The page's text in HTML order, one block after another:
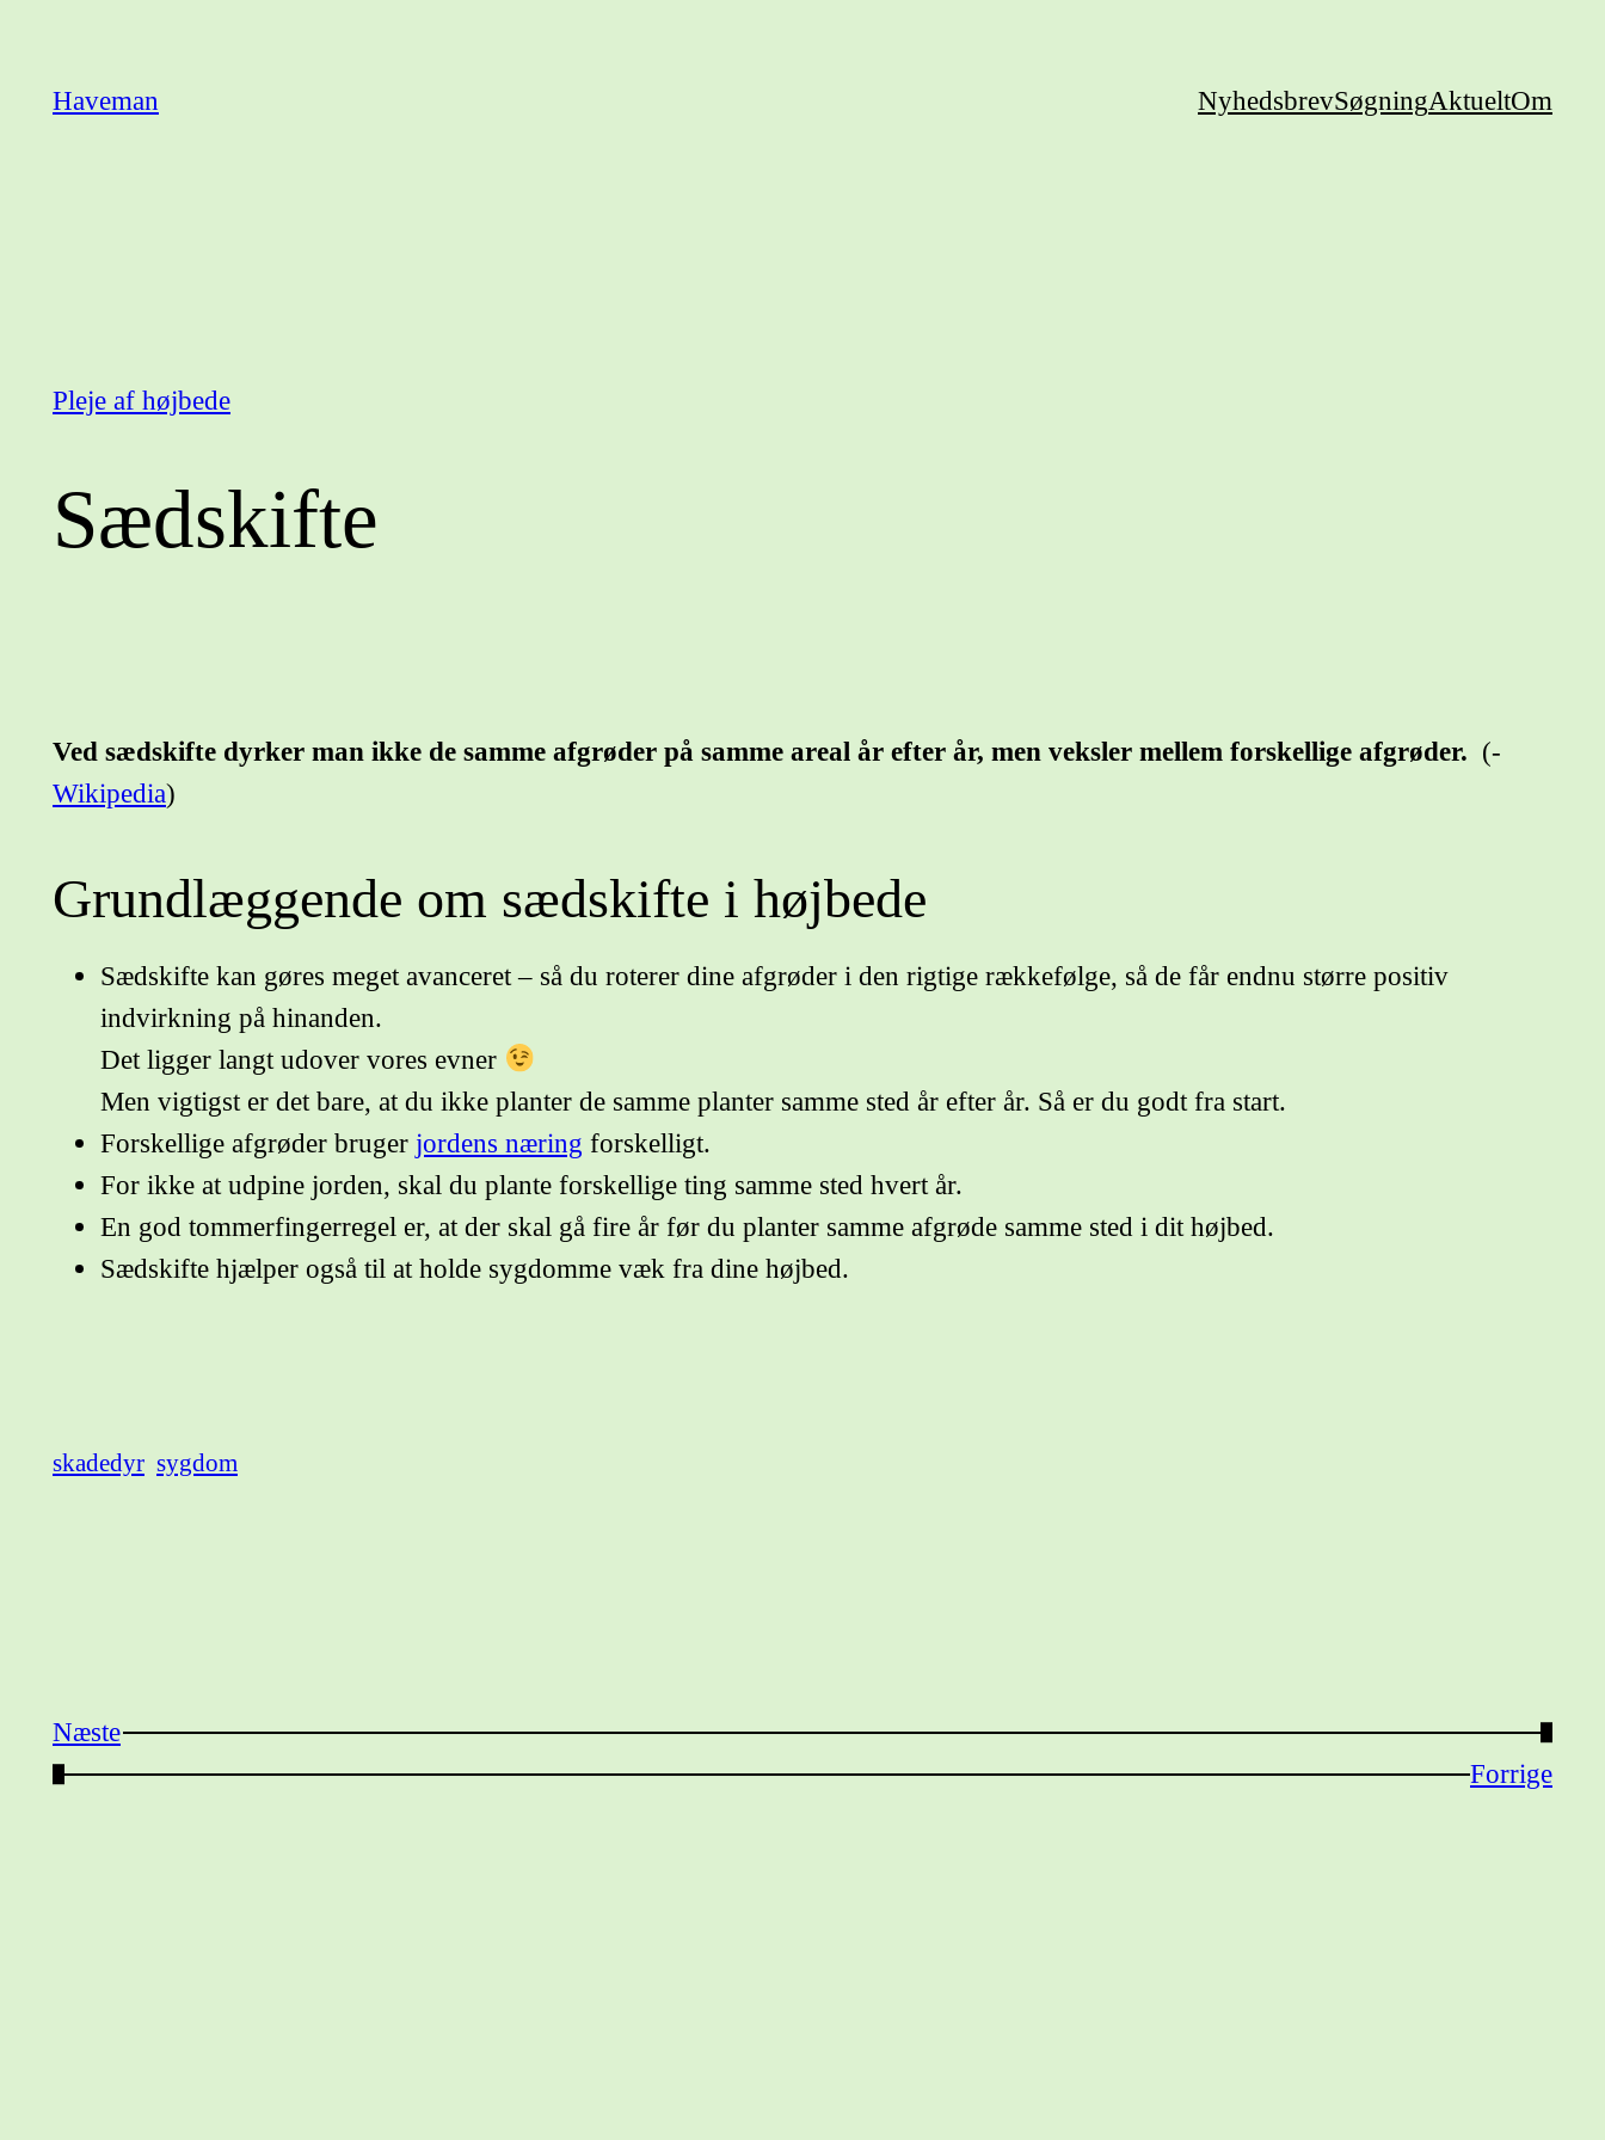
indhold
Haveman NyhedsbrevSøgningAktueltOm
Pleje af højbede
Sædskifte
Ved sædskifte dyrker man ikke de samme afgrøder på samme areal år efter år, men veksler mellem forskellige afgrøder. (-
Wikipedia)
Grundlæggende om sædskifte i højbede
Sædskifte kan gøres meget avanceret – så du roterer dine afgrøder i den rigtige rækkefølge, så de får endnu større positiv
indvirkning på hinanden.
Det ligger langt udover vores evner
Men vigtigst er det bare, at du ikke planter de samme planter samme sted år efter år. Så er du godt fra start.
Forskellige afgrøder bruger jordens næring forskelligt.
For ikke at udpine jorden, skal du plante forskellige ting samme sted hvert år.
En god tommerfingerregel er, at der skal gå fire år før du planter samme afgrøde samme sted i dit højbed.
Sædskifte hjælper også til at holde sygdomme væk fra dine højbed.
skadedyr sygdom
Næste
→
←
Forrige